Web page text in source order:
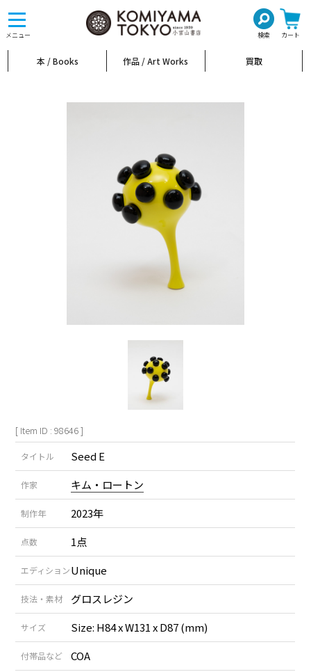
メニュー 検索 カート
toggle
navigation
本 / Books 作品 / Art Works 買取
[ Item ID : 98646 ]
タイトル Seed E
作家 キム・ロートン
制作年 2023年
点数 1点
エディションUnique
技法・素材 グロスレジン
サイズ Size: H84 x W131 x D87 (mm)
付帯品など COA